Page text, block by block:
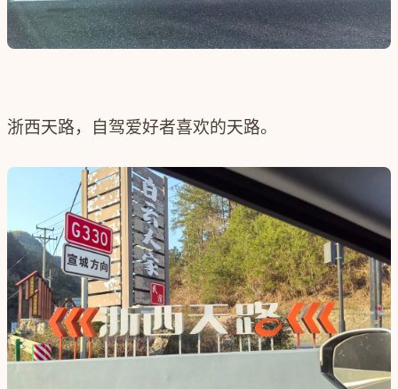
浙西天路，自驾爱好者喜欢的天路。